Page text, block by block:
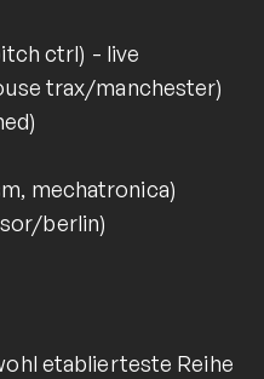
ctrl) - live
trax/manchester)
mechatronica)
berlin)
etablierteste Reihe